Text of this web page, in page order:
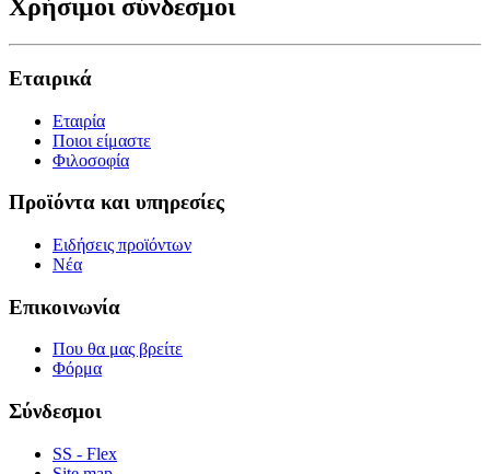
Χρήσιμοι σύνδεσμοι
Εταιρικά
Εταιρία
Ποιοι είμαστε
Φιλοσοφία
Προϊόντα και υπηρεσίες
Ειδήσεις προϊόντων
Νέα
Επικοινωνία
Που θα μας βρείτε
Φόρμα
Σύνδεσμοι
SS - Flex